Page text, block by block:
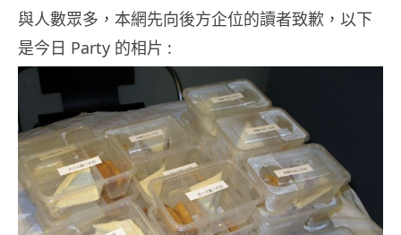
與人數眾多，本網先向後方企位的讀者致歉，以下
是今日 Party 的相片 :